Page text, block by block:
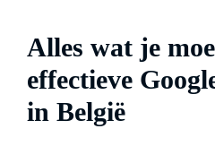
Alles wat je
effectieve
in België